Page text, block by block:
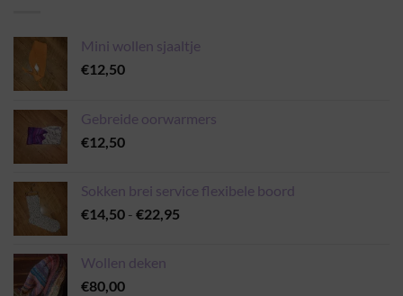
Mini wollen sjaaltje
€12,50
Gebreide oorwarmers
€12,50
Sokken brei service flexibele boord
€14,50 - €22,95
Wollen deken
€80,00